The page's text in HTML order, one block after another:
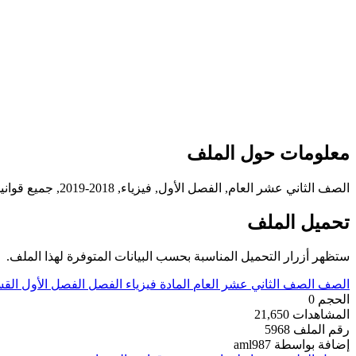
معلومات حول الملف
الصف الثاني عشر العام, الفصل الأول, فيزياء, 2018-2019, جميع قوانين الفيزياء
تحميل الملف
ستظهر أزرار التحميل المناسبة بحسب البيانات المتوفرة لهذا الملف.
الصف الصف الثاني عشر العام المادة فيزياء الفصل الفصل الأول
الحجم 0
المشاهدات 21,650
رقم الملف 5968
إضافة بواسطة aml987